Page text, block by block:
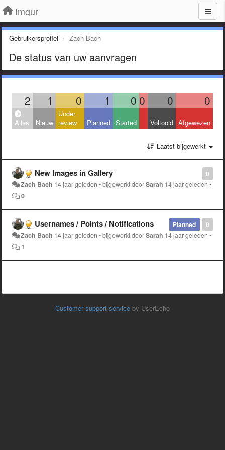
Imgur
Gebruikersprofiel Zach Bach
De status van uw aanvragen
2 1 0 1 0 0 0 0
Alles Nieuw
Under
review
Planned Started Voltooid Afgewezen
Laatst bijgewerkt
0
New Images in Gallery
Zach Bach 14 jaar geleden •bijgewerkt doorSarah 14 jaar geleden •
0
0
Planned
Usernames / Points / Notifications
Zach Bach 14 jaar geleden •bijgewerkt doorSarah 14 jaar geleden •
1
Customer support service by UserEcho